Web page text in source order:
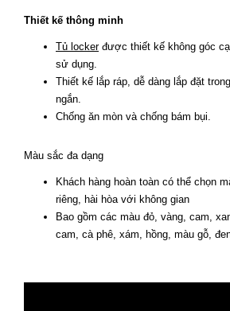
Thiết kế thông minh
Tủ lockerđược thiết kế không góc
sử dụng.
Thiết kế lắp ráp, dễ dàng lắp đặt
ngắn.
Chống ăn mòn và chống bám bụi.
Màu sắc đa dạng
Khách hàng hoàn toàn có thể chọn
riêng, hài hòa với không gian
Bao gồm các màu đỏ, vàng, cam,
cam, cà phê, xám, hồng, màu gỗ,